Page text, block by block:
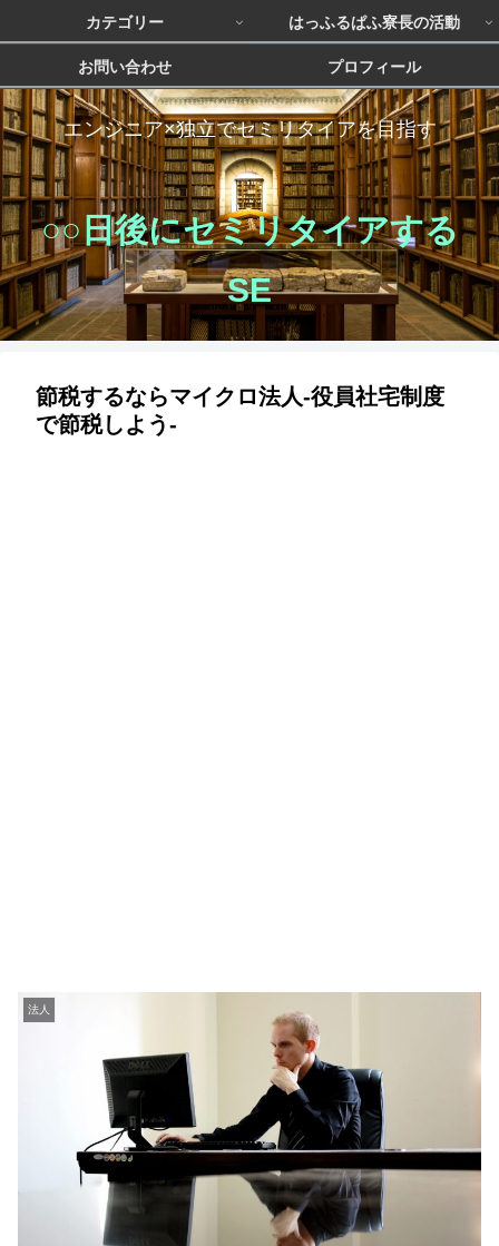
エンジニア×独立でセミリタイアを目指す
○○日後にセミリタイアする
SE
カテゴリー はっふるぱふ寮長の活動
お問い合わせ プロフィール
節税するならマイクロ法人-役員社宅制度
で節税しよう-
法人